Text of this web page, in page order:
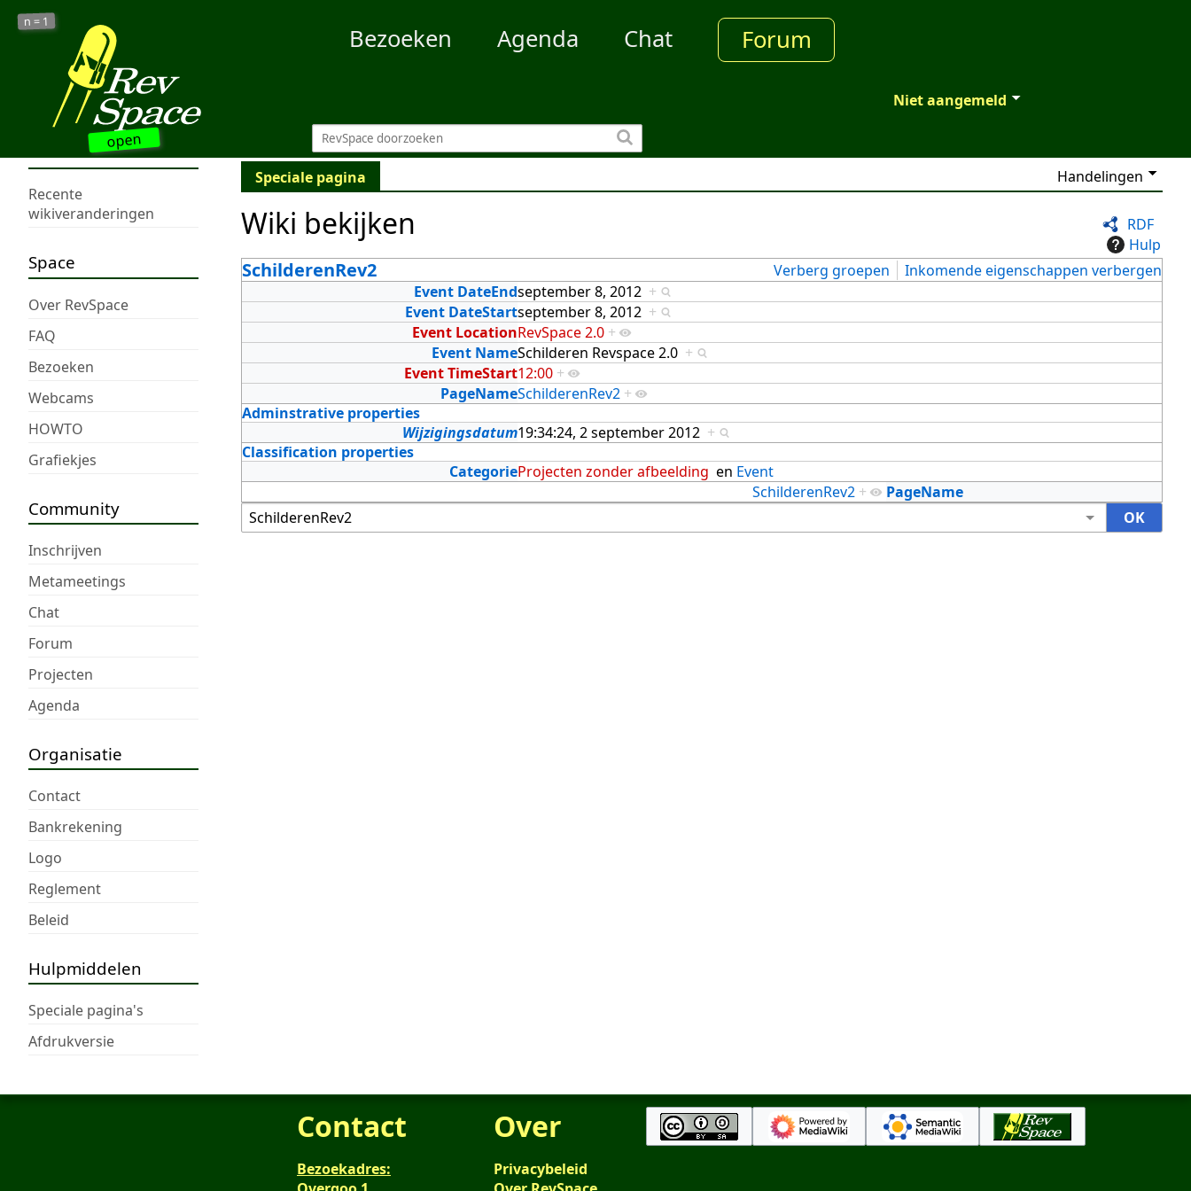
open
n = 1
Bezoeken Agenda Chat Forum
Niet aangemeld
Recente
wikiveranderingen
Space
Over RevSpace
FAQ
Bezoeken
Webcams
HOWTO
Grafiekjes
Community
Inschrijven
Metameetings
Chat
Forum
Projecten
Agenda
Organisatie
Contact
Bankrekening
Logo
Reglement
Beleid
Hulpmiddelen
Speciale pagina's
Afdrukversie
Speciale pagina Handelingen
RDF
Hulp
Wiki bekijken
SchilderenRev2 Verberg groepen
Inkomende eigenschappen verbergen
Event DateEndseptember 8, 2012 +
Event DateStartseptember 8, 2012 +
Event LocationRevSpace 2.0 +
Event NameSchilderen Revspace 2.0 +
Event TimeStart12:00 +
PageNameSchilderenRev2 +
Adminstrative properties
Wijzigingsdatum19:34:24, 2 september 2012 +
Classification properties
CategorieProjecten zonder afbeelding en Event
PageName
SchilderenRev2 +
Contact
Bezoekadres:
Over
Privacybeleid